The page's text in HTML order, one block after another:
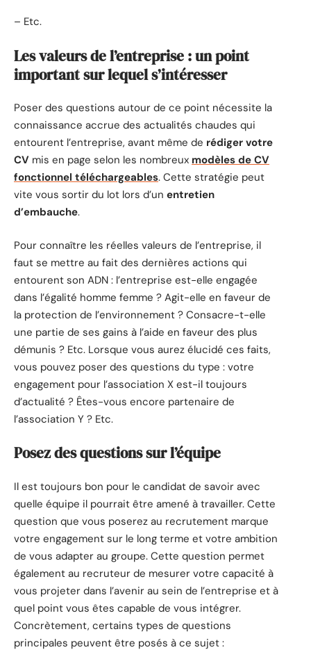
– Etc.
Les valeurs de l’entreprise : un point
important sur lequel s’intéresser
Poser des questions autour de ce point nécessite la
connaissance accrue des actualités chaudes qui
entourent l’entreprise, avant même de rédiger votre
CV mis en page selon les nombreux modèles de CV
fonctionnel téléchargeables. Cette stratégie peut
vite vous sortir du lot lors d’un entretien
d’embauche.
Pour connaître les réelles valeurs de l’entreprise, il
faut se mettre au fait des dernières actions qui
entourent son ADN : l’entreprise est-elle engagée
dans l’égalité homme femme ? Agit-elle en faveur de
la protection de l’environnement ? Consacre-t-elle
une partie de ses gains à l’aide en faveur des plus
démunis ? Etc. Lorsque vous aurez élucidé ces faits,
vous pouvez poser des questions du type : votre
engagement pour l’association X est-il toujours
d’actualité ? Êtes-vous encore partenaire de
l’association Y ? Etc.
Posez des questions sur l’équipe
Il est toujours bon pour le candidat de savoir avec
quelle équipe il pourrait être amené à travailler. Cette
question que vous poserez au recrutement marque
votre engagement sur le long terme et votre ambition
de vous adapter au groupe. Cette question permet
également au recruteur de mesurer votre capacité à
vous projeter dans l’avenir au sein de l’entreprise et à
quel point vous êtes capable de vous intégrer.
Concrètement, certains types de questions
principales peuvent être posés à ce sujet :